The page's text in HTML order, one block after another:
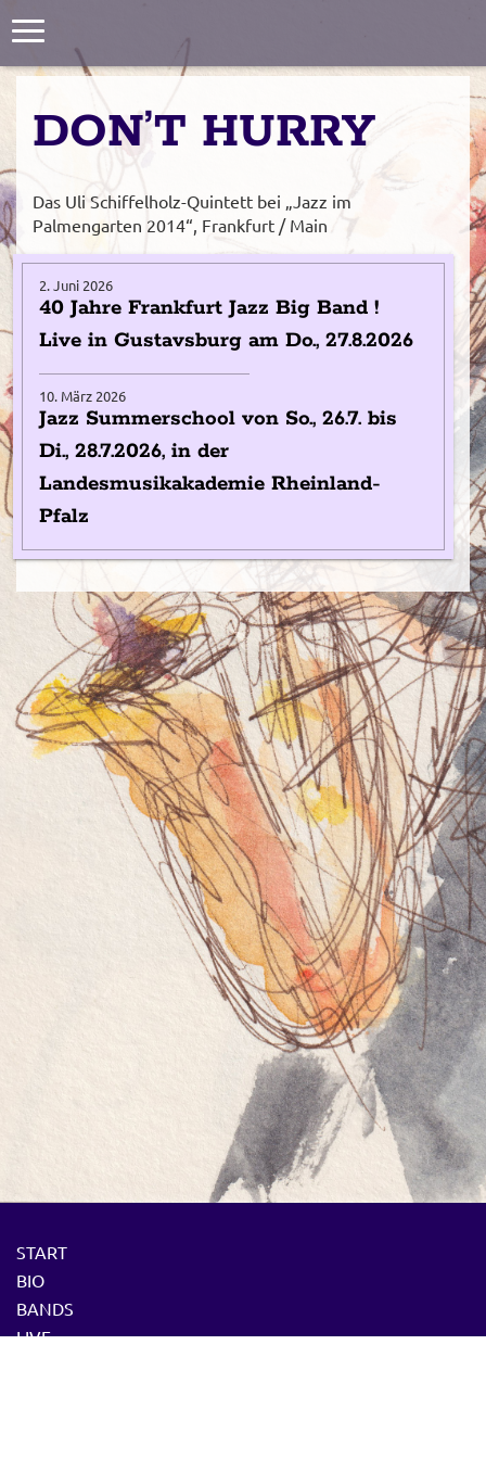
Toggle
navigation
DON’T HURRY
Das Uli Schiffelholz-Quintett bei „Jazz im
Palmengarten 2014“, Frankfurt / Main
2. Juni 2026
40 Jahre Frankfurt Jazz Big Band !
Live in Gustavsburg am Do., 27.8.2026
10. März 2026
Jazz Summerschool von So., 26.7. bis
Di., 28.7.2026, in der
Landesmusikakademie Rheinland-
Pfalz
START
BIO
BANDS
LIVE